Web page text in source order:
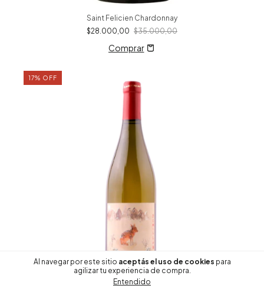
Al navegar por este sitio aceptás el uso de cookies para
agilizar tu experiencia de compra.
Entendido
Saint Felicien Chardonnay
$28.000,00 $35.000,00
17% OFF